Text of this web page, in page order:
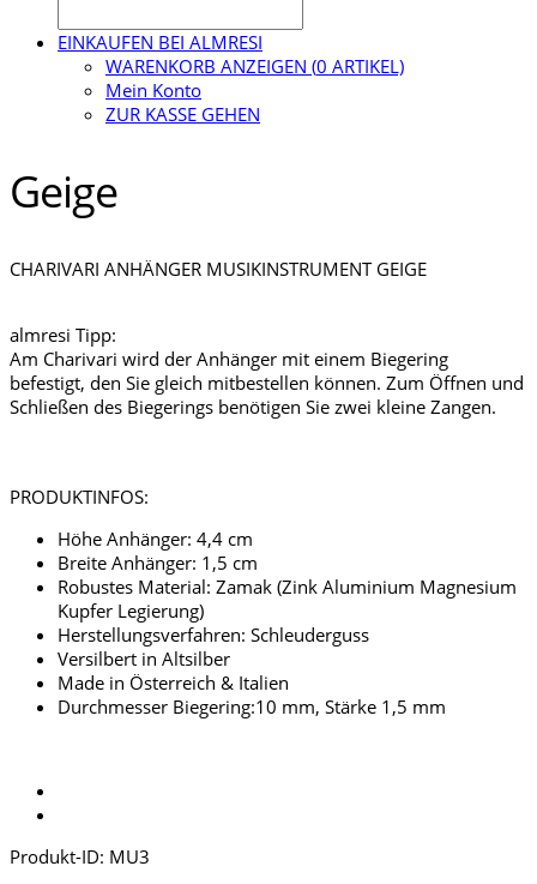
EINKAUFEN BEI ALMRESI
WARENKORB ANZEIGEN (0 ARTIKEL)
Mein Konto
ZUR KASSE GEHEN
Geige
CHARIVARI ANHÄNGER MUSIKINSTRUMENT GEIGE
almresi Tipp:
Am Charivari wird der Anhänger mit einem Biegering
befestigt, den Sie gleich mitbestellen können. Zum Öffnen und
Schließen des Biegerings benötigen Sie zwei kleine Zangen.
PRODUKTINFOS:
Höhe Anhänger: 4,4 cm
Breite Anhänger: 1,5 cm
Robustes Material: Zamak (Zink Aluminium Magnesium
Kupfer Legierung)
Herstellungsverfahren: Schleuderguss
Versilbert in Altsilber
Made in Österreich & Italien
Durchmesser Biegering:10 mm, Stärke 1,5 mm
Produkt-ID: MU3